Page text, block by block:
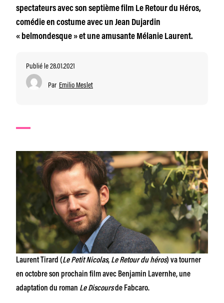
spectateurs avec son septième film Le Retour du Héros,
comédie en costume avec un Jean Dujardin
« belmondesque » et une amusante Mélanie Laurent.
Publié le 28.01.2021
Par Emilio Meslet
Laurent Tirard (Le Petit Nicolas, Le Retour du héros) va tourner
en octobre son prochain film avec Benjamin Lavernhe, une
adaptation du roman Le Discoursde Fabcaro.